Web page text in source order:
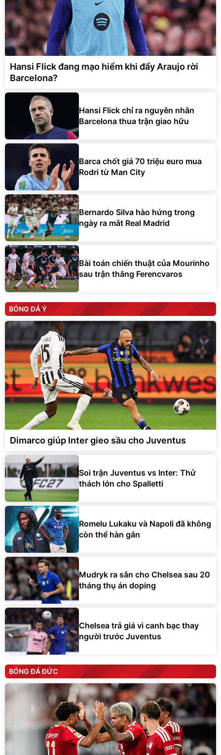
Hansi Flick đang mạo hiểm khi đẩy Araujo rời
Barcelona?
Hansi Flick chỉ ra nguyên nhân
Barcelona thua trận giao hữu
Barca chốt giá 70 triệu euro mua
Rodri từ Man City
Bernardo Silva hào hứng trong
ngày ra mắt Real Madrid
Bài toán chiến thuật của Mourinho
sau trận thắng Ferencvaros
BÓNG ĐÁ Ý
Dimarco giúp Inter gieo sầu cho Juventus
Soi trận Juventus vs Inter: Thử
thách lớn cho Spalletti
Romelu Lukaku và Napoli đã không
còn thể hàn gắn
Mudryk ra sân cho Chelsea sau 20
tháng thụ án doping
Chelsea trả giá vì canh bạc thay
người trước Juventus
BÓNG ĐÁ ĐỨC